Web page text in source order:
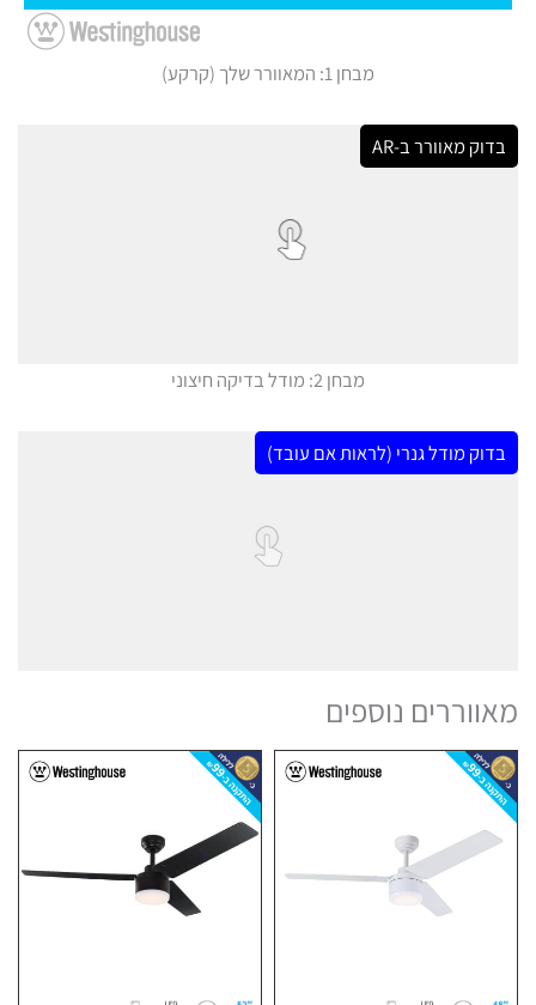
מבחן 1: המאוורר שלך (קרקע)
בדוק מאוורר ב-AR
מבחן 2: מודל בדיקה חיצוני
בדוק מודל גנרי (לראות אם עובד)
מאווררים נוספים